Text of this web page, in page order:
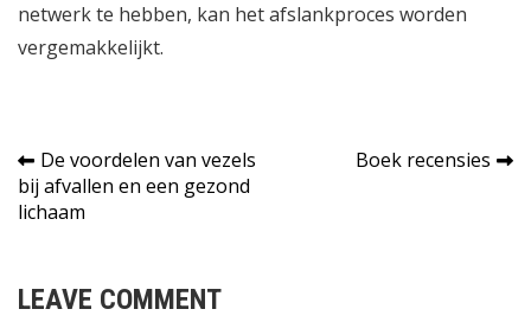
netwerk te hebben, kan het afslankproces worden
vergemakkelijkt.
Bericht
navigatie
De voordelen van vezels
bij afvallen en een gezond
lichaam
Boek recensies
LEAVE COMMENT